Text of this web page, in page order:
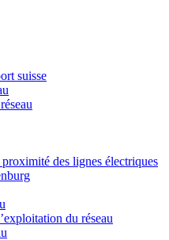
suisse
des lignes électriques
du réseau